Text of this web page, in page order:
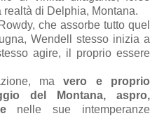
realtà di Delphia, Montana.
che assorbe tutto quel
Wendell stesso inizia a
agire, il proprio essere
mavero e proprio
del Montana, aspro,
nelle sue intemperanze